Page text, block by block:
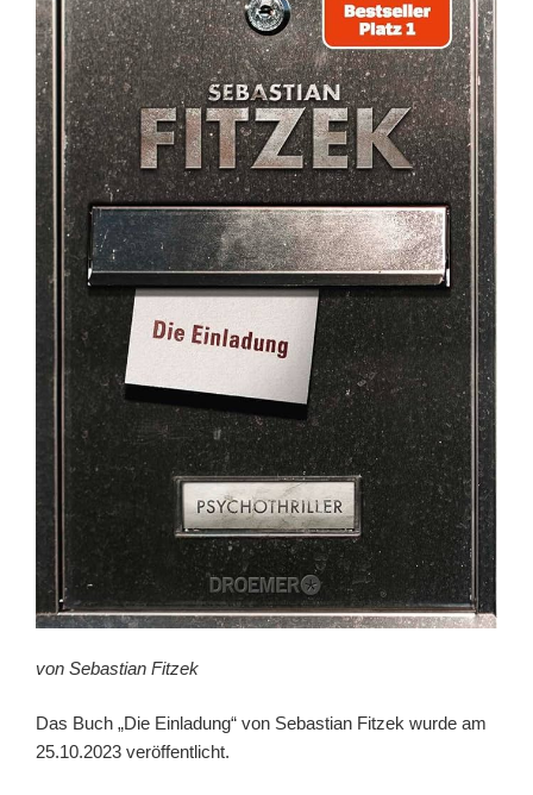
von Sebastian Fitzek
Das Buch „Die Einladung“ von Sebastian Fitzek wurde am
25.10.2023 veröffentlicht.